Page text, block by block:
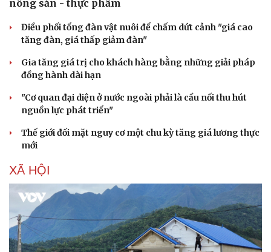
nông sản - thực phẩm
Điều phối tổng đàn vật nuôi để chấm dứt cảnh "giá cao
tăng đàn, giá thấp giảm đàn"
Gia tăng giá trị cho khách hàng bằng những giải pháp
đồng hành dài hạn
"Cơ quan đại diện ở nước ngoài phải là cầu nối thu hút
nguồn lực phát triển"
Thế giới đối mặt nguy cơ một chu kỳ tăng giá lương thực
mới
XÃ HỘI